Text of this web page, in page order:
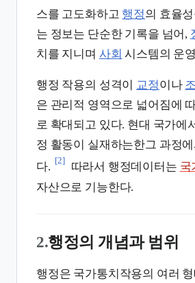
스를 고도화하고 행정의 효율
는 정보는 단순한 기록을 넘어,
치를 지니며 사회 시스템의 운
행정 작용의 성격이 교정이나
은 관리적 영역으로 넓어짐에
로 확대되고 있다. 현대 국가에
정 활동이 실재하는한그 과정
다.
[2]
따라서 행정데이터는 국
자산으로 기능한다.
2.행정의 개념과 범위
행정은 국가통치작용의 여러